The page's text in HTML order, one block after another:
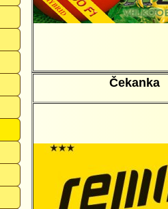
Čekanka